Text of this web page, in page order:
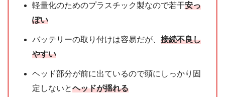
軽量化のためのプラスチック製なので若干安っ
ぽい
バッテリーの取り付けは容易だが、接続不良し
やすい
ヘッド部分が前に出ているので頭にしっかり固
定しないとヘッドが揺れる